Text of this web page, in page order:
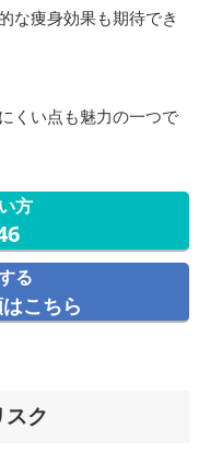
な痩身効果も期待でき
くい点も魅力の一つで
方
る
こちら
スク